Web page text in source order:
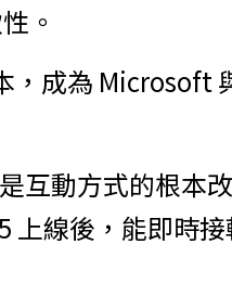
。
成為 Microsoft
互動方式的根本
上線後，能即時